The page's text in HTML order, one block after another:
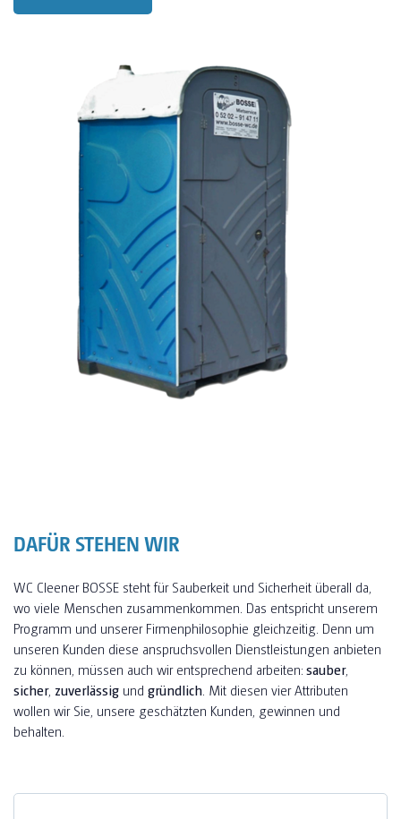
DAFÜR STEHEN WIR
WC Cleener BOSSE steht für Sauberkeit und Sicherheit überall da,
wo viele Menschen zusammenkommen. Das entspricht unserem
Programm und unserer Firmenphilosophie gleichzeitig. Denn um
unseren Kunden diese anspruchsvollen Dienstleistungen anbieten
zu können, müssen auch wir entsprechend arbeiten:sauber,
sicher, zuverlässig und gründlich . Mit diesen vier Attributen
wollen wir Sie, unsere geschätzten Kunden, gewinnen und
behalten.